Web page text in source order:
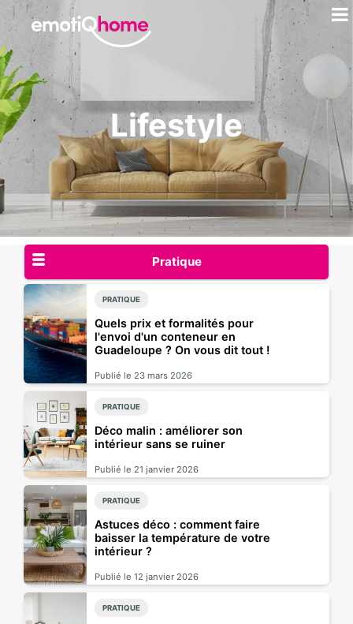
Lifestyle
Pratique
PRATIQUE
Quels prix et formalités pour
l'envoi d'un conteneur en
Guadeloupe ? On vous dit tout !
Publié le 23 mars 2026
PRATIQUE
Déco malin : améliorer son
intérieur sans se ruiner
Publié le 21 janvier 2026
PRATIQUE
Astuces déco : comment faire
baisser la température de votre
intérieur ?
Publié le 12 janvier 2026
PRATIQUE